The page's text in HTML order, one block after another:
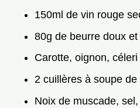
150ml de vin rouge
80g de beurre doux
Carotte, oignon,
2 cuillères à soupe
Noix de muscade,